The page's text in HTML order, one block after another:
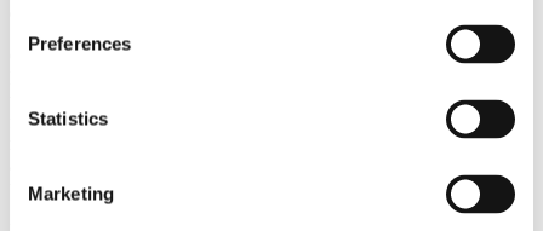
Preferences
Statistics
Marketing
CareCycle
turbo eller eco. Invoq ovnen guider dig gennem processen og
foreslår det optimale rengøringsprogram og den nødvendige
mængde af rengøringstabletter til den ønskede cyklus. Dette sikrer,
undgår overforbrug.